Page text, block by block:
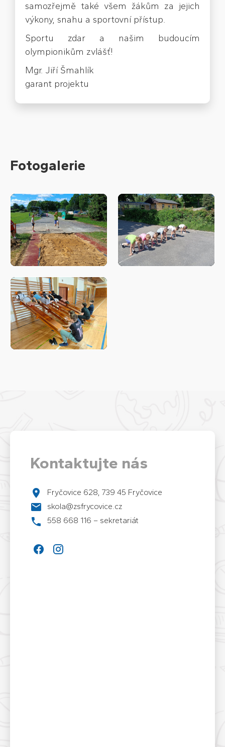
samozřejmě také všem žákům za jejich
výkony, snahu a sportovní přístup.
Sportu zdar a našim budoucím
olympionikům zvlášť!
Mgr. Jiří Šmahlík
garant projektu
Fotogalerie
Kontaktujte nás
Fryčovice 628, 739 45 Fryčovice
skola@zsfrycovice.cz
558 668 116 – sekretariát